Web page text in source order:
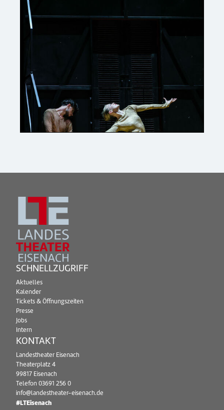
SCHNELLZUGRIFF
Aktuelles
Kalender
Tickets & Öffnungszeiten
Presse
Jobs
Intern
KONTAKT
Landestheater Eisenach
Theaterplatz 4
99817 Eisenach
Telefon 03691 256 0
info@landestheater-eisenach.de
#LTEisenach